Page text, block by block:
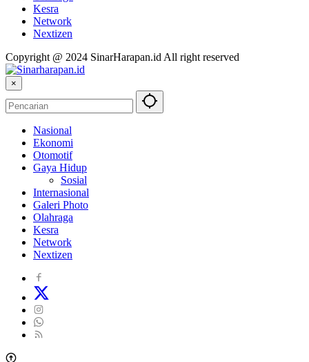
Kesra
Network
Nextizen
Copyright @ 2024 SinarHarapan.id All right reserved
×
Nasional
Ekonomi
Otomotif
Gaya Hidup
Sosial
Internasional
Galeri Photo
Olahraga
Kesra
Network
Nextizen